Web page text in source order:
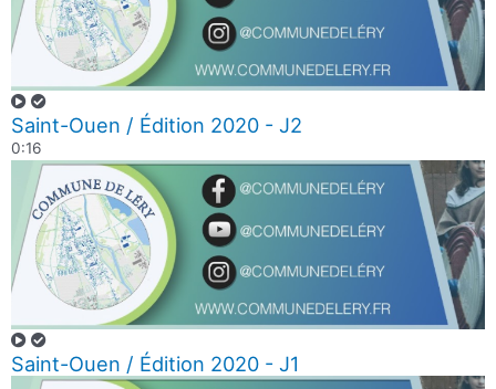
Saint-Ouen / Édition 2020 - J2
0:16
Saint-Ouen / Édition 2020 - J1